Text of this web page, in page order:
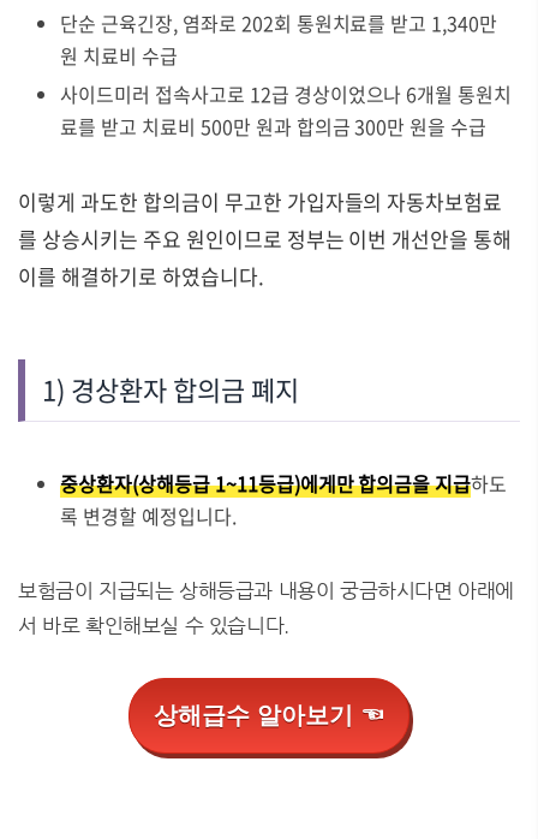
단순 근육긴장, 염좌로 202회 통원치료를 받고 1,340만
원 치료비 수급
사이드미러 접속사고로 12급 경상이었으나 6개월 통원치
료를 받고 치료비 500만 원과 합의금 300만 원을 수급
이렇게 과도한 합의금이 무고한 가입자들의 자동차보험료
를 상승시키는 주요 원인이므로 정부는 이번 개선안을 통해
이를 해결하기로 하였습니다.
1) 경상환자 합의금 폐지
중상환자(상해등급 1~11등급)에게만 합의금을 지급하도
록 변경할 예정입니다.
보험금이 지급되는 상해등급과 내용이 궁금하시다면 아래에
서 바로 확인해보실 수 있습니다.
상해급수 알아보기 ☜